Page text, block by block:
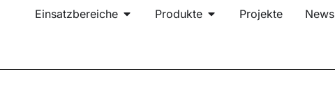
Einsatzbereiche Produkte Projekte News